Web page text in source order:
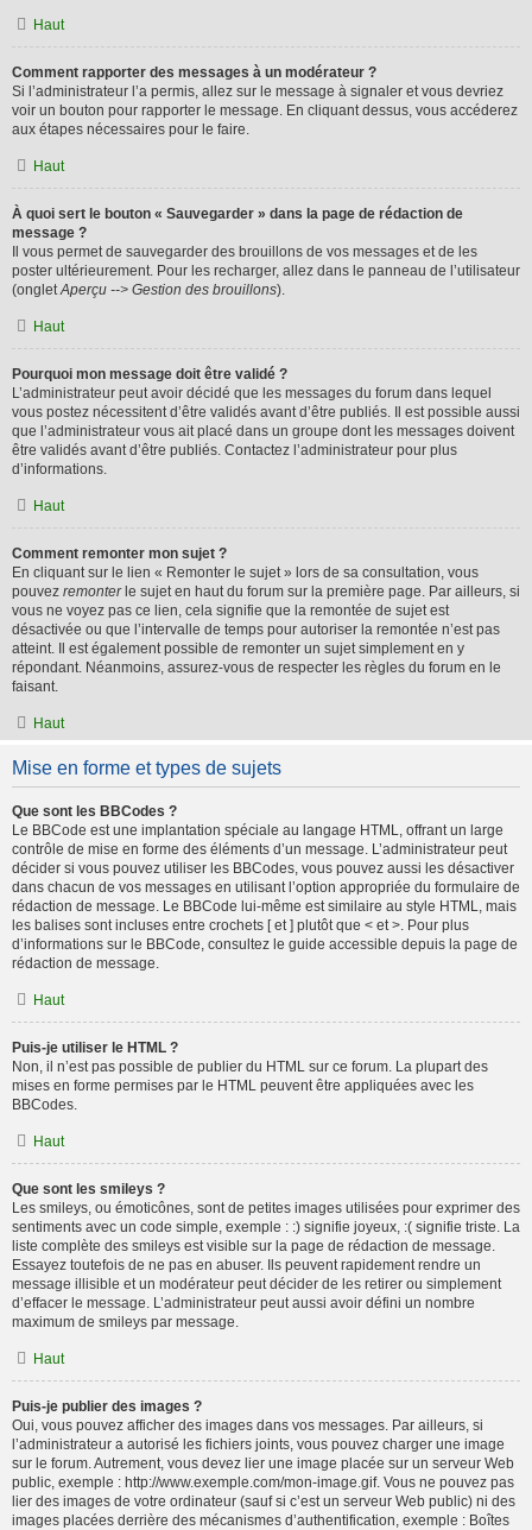
Haut
Comment rapporter des messages à un modérateur ?
Si l’administrateur l’a permis, allez sur le message à signaler et vous devriez
voir un bouton pour rapporter le message. En cliquant dessus, vous accéderez
aux étapes nécessaires pour le faire.
Haut
À quoi sert le bouton « Sauvegarder » dans la page de rédaction de
message ?
Il vous permet de sauvegarder des brouillons de vos messages et de les
poster ultérieurement. Pour les recharger, allez dans le panneau de l’utilisateur
(ongletAperçu --> Gestion des brouillons).
Haut
Pourquoi mon message doit être validé ?
L’administrateur peut avoir décidé que les messages du forum dans lequel
vous postez nécessitent d’être validés avant d’être publiés. Il est possible aussi
que l’administrateur vous ait placé dans un groupe dont les messages doivent
être validés avant d’être publiés. Contactez l’administrateur pour plus
d’informations.
Haut
Comment remonter mon sujet ?
En cliquant sur le lien « Remonter le sujet » lors de sa consultation, vous
pouvez remonterle sujet en haut du forum sur la première page. Par ailleurs, si
vous ne voyez pas ce lien, cela signifie que la remontée de sujet est
désactivée ou que l’intervalle de temps pour autoriser la remontée n’est pas
atteint. Il est également possible de remonter un sujet simplement en y
répondant. Néanmoins, assurez-vous de respecter les règles du forum en le
faisant.
Haut
Mise en forme et types de sujets
Que sont les BBCodes ?
Le BBCode est une implantation spéciale au langage HTML, offrant un large
contrôle de mise en forme des éléments d’un message. L’administrateur peut
décider si vous pouvez utiliser les BBCodes, vous pouvez aussi les désactiver
dans chacun de vos messages en utilisant l’option appropriée du formulaire de
rédaction de message. Le BBCode lui-même est similaire au style HTML, mais
les balises sont incluses entre crochets [ et ] plutôt que < et >. Pour plus
d’informations sur le BBCode, consultez le guide accessible depuis la page de
rédaction de message.
Haut
Puis-je utiliser le HTML ?
Non, il n’est pas possible de publier du HTML sur ce forum. La plupart des
mises en forme permises par le HTML peuvent être appliquées avec les
BBCodes.
Haut
Que sont les smileys ?
Les smileys, ou émoticônes, sont de petites images utilisées pour exprimer des
sentiments avec un code simple, exemple : :) signifie joyeux, :( signifie triste. La
liste complète des smileys est visible sur la page de rédaction de message.
Essayez toutefois de ne pas en abuser. Ils peuvent rapidement rendre un
message illisible et un modérateur peut décider de les retirer ou simplement
d’effacer le message. L’administrateur peut aussi avoir défini un nombre
maximum de smileys par message.
Haut
Puis-je publier des images ?
Oui, vous pouvez afficher des images dans vos messages. Par ailleurs, si
l’administrateur a autorisé les fichiers joints, vous pouvez charger une image
sur le forum. Autrement, vous devez lier une image placée sur un serveur Web
public, exemple : http://www.exemple.com/mon-image.gif. Vous ne pouvez pas
lier des images de votre ordinateur (sauf si c’est un serveur Web public) ni des
images placées derrière des mécanismes d’authentification, exemple : Boîtes